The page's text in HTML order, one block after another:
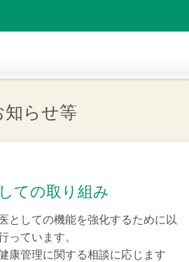
知らせ等
ての取り組み
としての機能を強化するために以
っています。
康管理に関する相談に応じます